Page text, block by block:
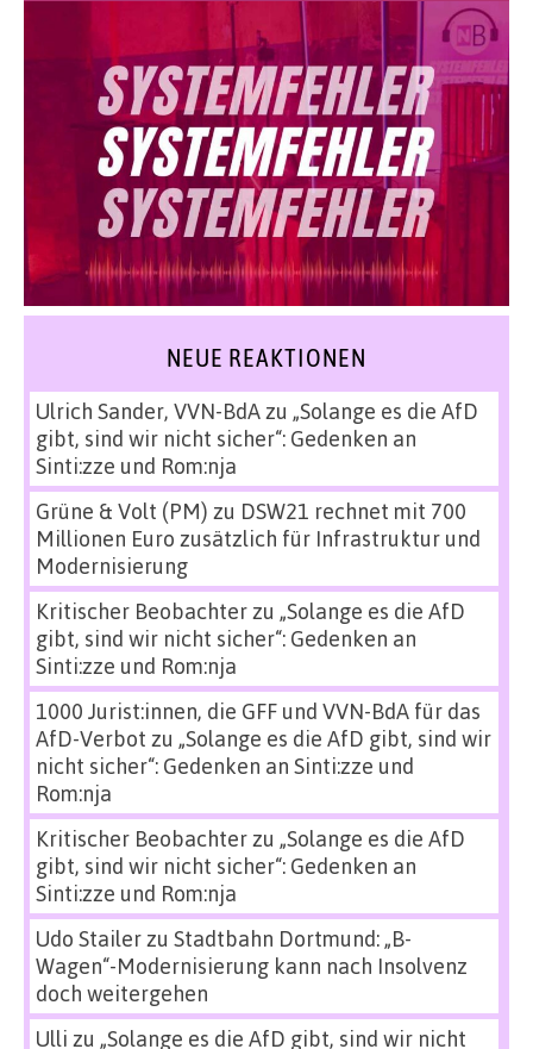
NEUE REAKTIONEN
Ulrich Sander, VVN-BdAzu „Solange es die AfD
gibt, sind wir nicht sicher“: Gedenken an
Sinti:zze und Rom:nja
Grüne & Volt (PM) zu DSW21 rechnet mit 700
Millionen Euro zusätzlich für Infrastruktur und
Modernisierung
Kritischer Beobachterzu „Solange es die AfD
gibt, sind wir nicht sicher“: Gedenken an
Sinti:zze und Rom:nja
1000 Jurist:innen, die GFF und VVN-BdA für das
AfD-Verbot zu „Solange es die AfD gibt, sind wir
nicht sicher“: Gedenken an Sinti:zze und
Rom:nja
Kritischer Beobachterzu „Solange es die AfD
gibt, sind wir nicht sicher“: Gedenken an
Sinti:zze und Rom:nja
Udo Stailerzu Stadtbahn Dortmund: „B-
Wagen“-Modernisierung kann nach Insolvenz
doch weitergehen
Ulli zu „Solange es die AfD gibt, sind wir nicht